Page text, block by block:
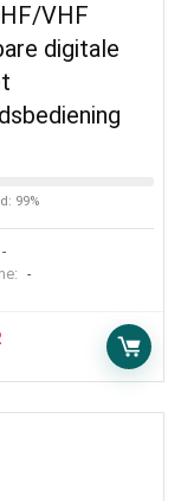
VHF
digitale
99%
-
-